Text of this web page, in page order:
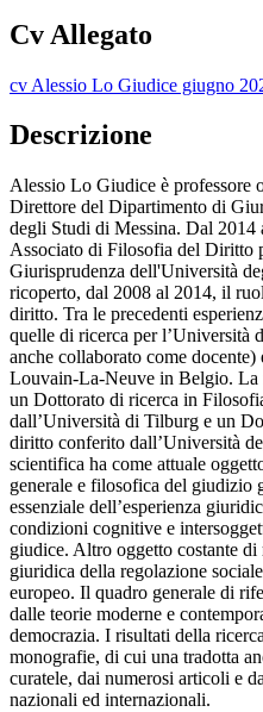
Cv Allegato
cv Alessio Lo Giudice giugno
Descrizione
Alessio Lo Giudice è
Direttore del Dipartimento di
degli Studi di Messina. Dal 2014
Associato di Filosofia del Diritto
Giurisprudenza dell'Università
ricoperto, dal 2008 al 2014, il
diritto. Tra le precedenti
quelle di ricerca per l’Università
anche collaborato come
Louvain-La-Neuve in Belgio. La
un Dottorato di ricerca in
dall’Università di Tilburg e un
diritto conferito dall’Università
scientifica ha come attuale
generale e filosofica del giudizio
essenziale dell’esperienza
condizioni cognitive e
giudice. Altro oggetto costante
giuridica della regolazione
europeo. Il quadro generale di
dalle teorie moderne e
democrazia. I risultati della
monografie, di cui una tradotta
curatele, dai numerosi articoli e
nazionali ed internazionali.